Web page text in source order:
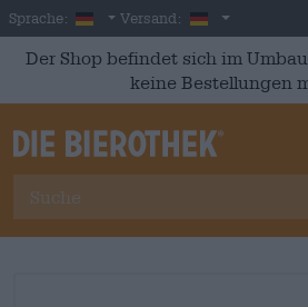
Skip to main content
Sprache: German
Versand: Deutschland
Der Shop befindet sich im
keine Bestellungen